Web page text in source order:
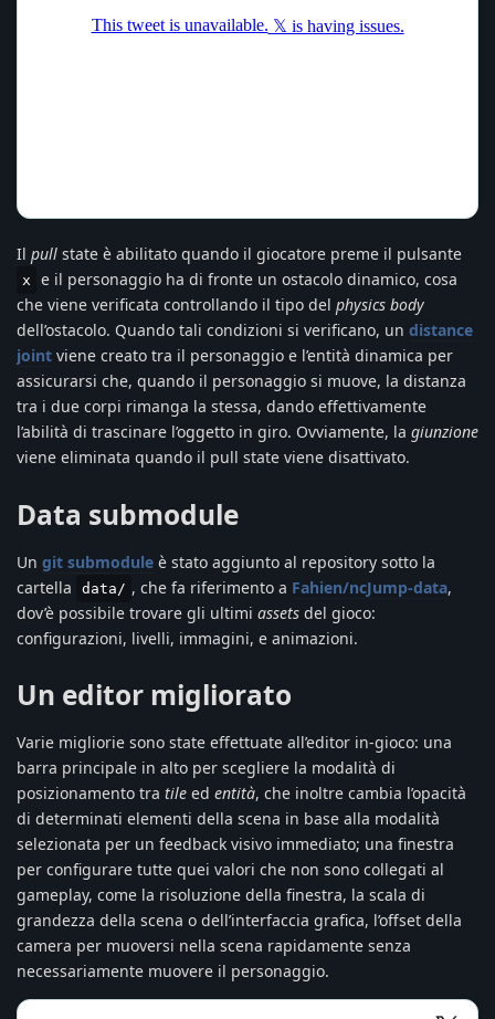
Il pull state è abilitato quando il giocatore preme il pulsante
x
e il personaggio ha di fronte un ostacolo dinamico, cosa
che viene verificata controllando il tipo del physics body
dell’ostacolo. Quando tali condizioni si verificano, un distance
joint viene creato tra il personaggio e l’entità dinamica per
assicurarsi che, quando il personaggio si muove, la distanza
tra i due corpi rimanga la stessa, dando effettivamente
l’abilità di trascinare l’oggetto in giro. Ovviamente, la giunzione
viene eliminata quando il pull state viene disattivato.
Data submodule
Un git submodule è stato aggiunto al repository sotto la
cartella
data/ , che fa riferimento a Fahien/ncJump-data,
dov’è possibile trovare gli ultimi assets del gioco:
configurazioni, livelli, immagini, e animazioni.
Un editor migliorato
Varie migliorie sono state effettuate all’editor in-gioco: una
barra principale in alto per scegliere la modalità di
posizionamento tra tile ed entità, che inoltre cambia l’opacità
di determinati elementi della scena in base alla modalità
selezionata per un feedback visivo immediato; una finestra
per configurare tutte quei valori che non sono collegati al
gameplay, come la risoluzione della finestra, la scala di
grandezza della scena o dell’interfaccia grafica, l’offset della
camera per muoversi nella scena rapidamente senza
necessariamente muovere il personaggio.